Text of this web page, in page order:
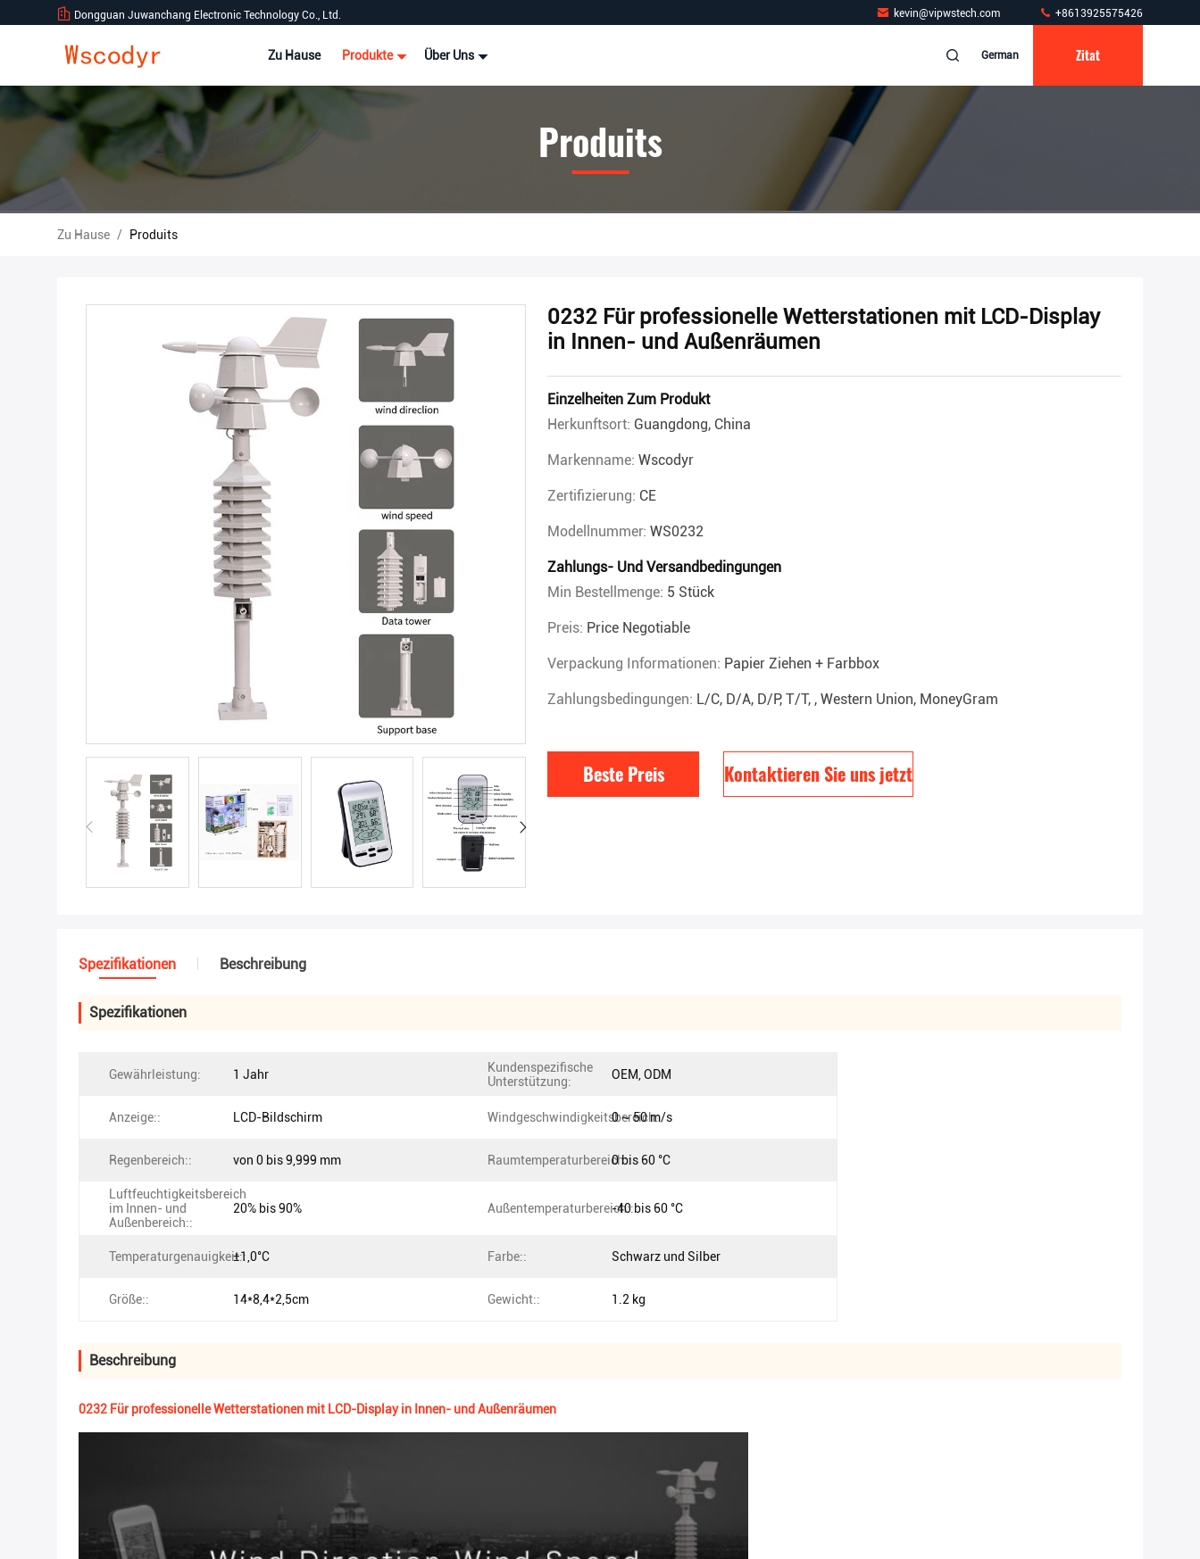
Dongguan Juwanchang Electronic Technology Co., Ltd. kevin@vipwstech.com +8613925575426
Zu Hause Produkte Über Uns German Zitat
Produits
Zu Hause / Produits
0232 Für professionelle Wetterstationen mit LCD-Display
in Innen- und Außenräumen
Einzelheiten Zum Produkt
Herkunftsort: Guangdong, China
Markenname: Wscodyr
Zertifizierung: CE
Modellnummer: WS0232
Zahlungs- Und Versandbedingungen
Min Bestellmenge: 5 Stück
Preis: Price Negotiable
Verpackung Informationen: Papier Ziehen + Farbbox
Zahlungsbedingungen: L/C, D/A, D/P, T/T, , Western Union, MoneyGram
Beste Preis Kontaktieren Sie uns jetzt
Spezifikationen Beschreibung
Spezifikationen
Gewährleistung: 1 Jahr
Kundenspezifische
Unterstützung:
OEM, ODM
Anzeige:: LCD-Bildschirm Windgeschwindigkeitsbereich:
0 ~ 50 m/s
Regenbereich:: von 0 bis 9,999 mm Raumtemperaturbereich::0 bis 60 °C
Luftfeuchtigkeitsbereich
im Innen- und
Außenbereich::
20% bis 90% Außentemperaturbereich::-40 bis 60 °C
Temperaturgenauigkeit::±1,0°C Farbe:: Schwarz und Silber
Größe:: 14*8,4*2,5cm Gewicht:: 1.2 kg
Beschreibung
0232 Für professionelle Wetterstationen mit LCD-Display in Innen- und Außenräumen